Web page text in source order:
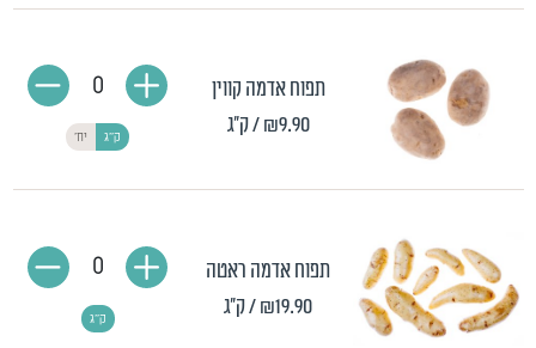
תפוח אדמה קווין
₪9.90 / ק"ג ק"ג יח'
0
תפוח אדמה ראטה
₪19.90/ ק"ג ק"ג
0